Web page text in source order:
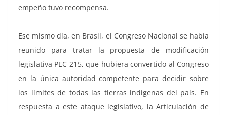
empeño tuvo recompensa.
Ese mismo día, en Brasil, el Congreso Nacional se había
reunido para tratar la propuesta de modificación
legislativa PEC 215, que hubiera convertido al Congreso
en la única autoridad competente para decidir sobre
los límites de todas las tierras indígenas del país. En
respuesta a este ataque legislativo, la Articulación de